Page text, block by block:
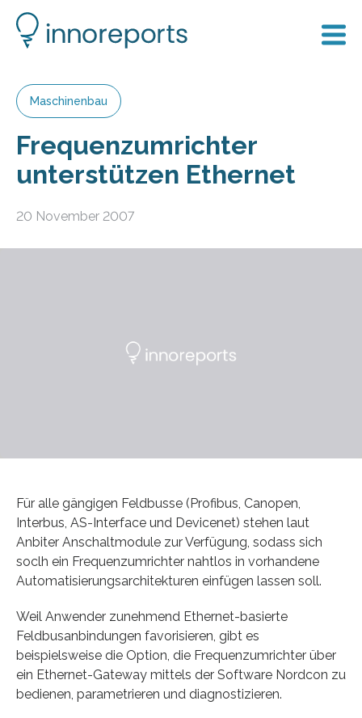
Maschinenbau
Frequenzumrichter
unterstützen Ethernet
20 November 2007
Für alle gängigen Feldbusse (Profibus, Canopen,
Interbus, AS-Interface und Devicenet) stehen laut
Anbiter Anschaltmodule zur Verfügung, sodass sich
soclh ein Frequenzumrichter nahtlos in vorhandene
Automatisierungsarchitekturen einfügen lassen soll.
Weil Anwender zunehmend Ethernet-basierte
Feldbusanbindungen favorisieren, gibt es
beispielsweise die Option, die Frequenzumrichter über
ein Ethernet-Gateway mittels der Software Nordcon zu
bedienen, parametrieren und diagnostizieren.